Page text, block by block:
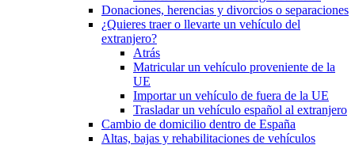
Donaciones, herencias y divorcios o separaciones
¿Quieres traer o llevarte un vehículo del
extranjero?
Atrás
Matricular un vehículo proveniente de la
UE
Importar un vehículo de fuera de la UE
Trasladar un vehículo español al extranjero
Cambio de domicilio dentro de España
Altas, bajas y rehabilitaciones de vehículos